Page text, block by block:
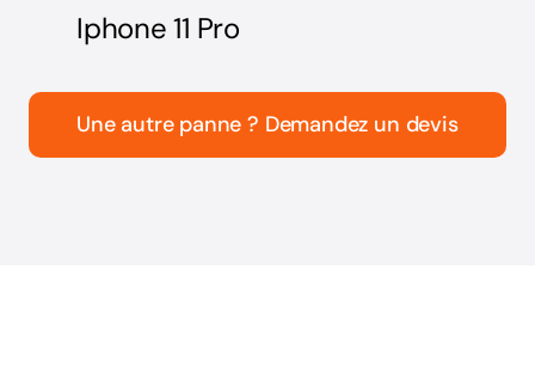
Iphone 11 Pro
Une autre panne ? Demandez un devis